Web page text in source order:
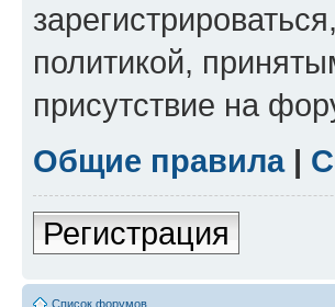
политикой,
присутствие на
Общие правила|
Регистрация
Список форумов